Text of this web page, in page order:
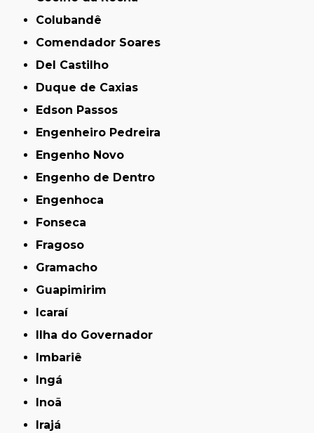
Colubandê
Comendador Soares
Del Castilho
Duque de Caxias
Edson Passos
Engenheiro Pedreira
Engenho Novo
Engenho de Dentro
Engenhoca
Fonseca
Fragoso
Gramacho
Guapimirim
Icaraí
Ilha do Governador
Imbariê
Ingá
Inoã
Irajá